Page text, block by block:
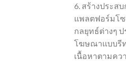
6. สร้างประส
แพลตฟอร์มโ
กลยุทธ์ต่างๆ
โฆษณาแบบรีท
เนื้อหาตามคว